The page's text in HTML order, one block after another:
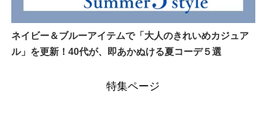
ネイビー＆ブルーアイテムで「大人のきれいめカジュア
ル」を更新！40代が、即あかぬける夏コーデ５選
特集ページ